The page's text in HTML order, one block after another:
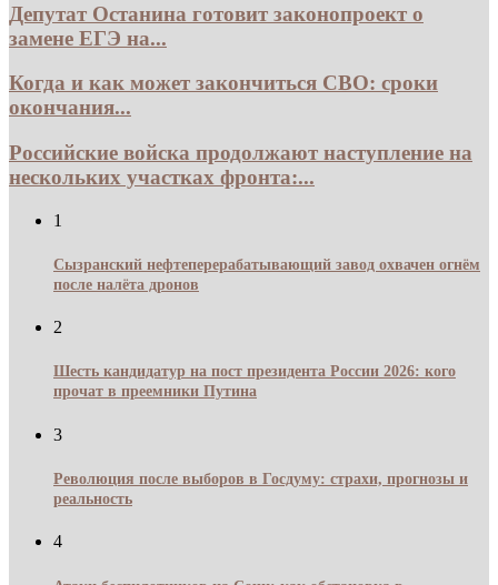
Депутат Останина готовит законопроект о
замене ЕГЭ на...
Когда и как может закончиться СВО: сроки
окончания...
Российские войска продолжают наступление на
нескольких участках фронта:...
1
Сызранский нефтеперерабатывающий завод охвачен огнём
после налёта дронов
2
Шесть кандидатур на пост президента России 2026: кого
прочат в преемники Путина
3
Революция после выборов в Госдуму: страхи, прогнозы и
реальность
4